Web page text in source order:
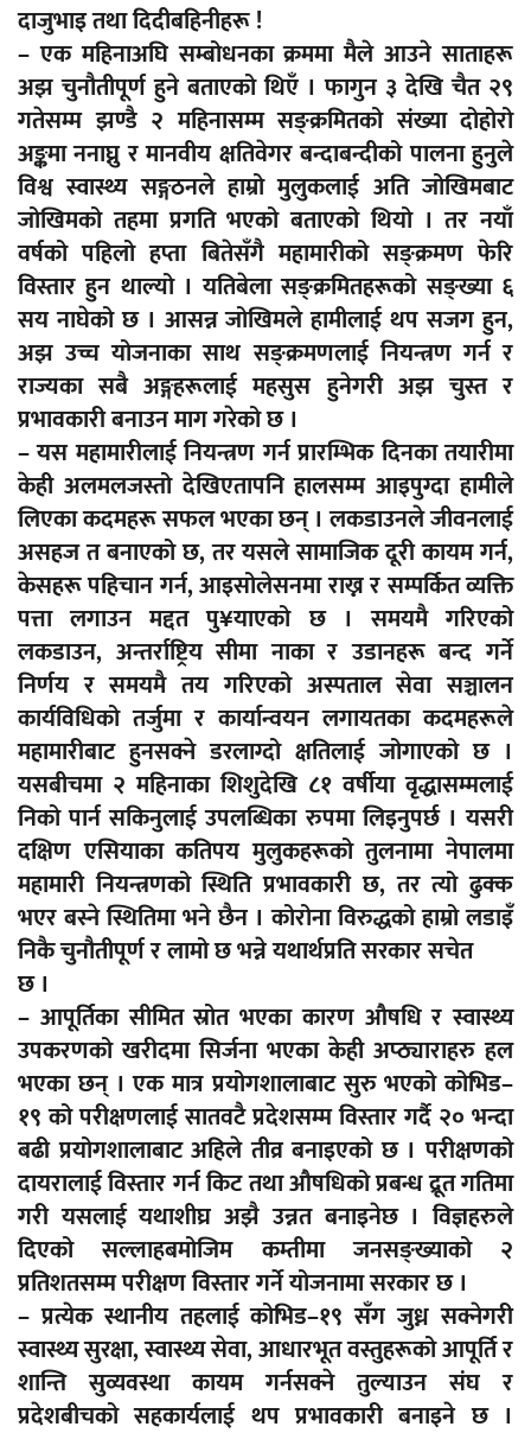
दाजुभाइ तथा दिदीबहिनीहरू !
– एक महिनाअघि सम्बोधनका क्रममा मैले आउने साताहरू
अझ चुनौतीपूर्ण हुने बताएको थिएँ । फागुन ३ देखि चैत २९
गतेसम्म झण्डै २ महिनासम्म सङ्क्रमितको संख्या दोहोरो
अङ्कमा ननाघ्नु र मानवीय क्षतिवेगर बन्दाबन्दीको पालना हुनुले
विश्व स्वास्थ्य सङ्गठनले हाम्रो मुलुकलाई अति जोखिमबाट
जोखिमको तहमा प्रगति भएको बताएको थियो । तर नयाँ
वर्षको पहिलो हप्ता बितेसँगै महामारीको सङ्क्रमण फेरि
विस्तार हुन थाल्यो । यतिबेला सङ्क्रमितहरूको सङ्ख्या ६
सय नाघेको छ । आसन्न जोखिमले हामीलाई थप सजग हुन,
अझ उच्च योजनाका साथ सङ्क्रमणलाई नियन्त्रण गर्न र
राज्यका सबै अङ्गहरूलाई महसुस हुनेगरी अझ चुस्त र
प्रभावकारी बनाउन माग गरेको छ ।
– यस महामारीलाई नियन्त्रण गर्न प्रारम्भिक दिनका तयारीमा
केही अलमलजस्तो देखिएतापनि हालसम्म आइपुग्दा हामीले
लिएका कदमहरू सफल भएका छन् । लकडाउनले जीवनलाई
असहज त बनाएको छ, तर यसले सामाजिक दूरी कायम गर्न,
केसहरू पहिचान गर्न, आइसोलेसनमा राख्न र सम्पर्कित व्यक्ति
पत्ता लगाउन मद्दत पु¥याएको छ । समयमै गरिएको
लकडाउन, अन्तर्राष्ट्रिय सीमा नाका र उडानहरू बन्द गर्ने
निर्णय र समयमै तय गरिएको अस्पताल सेवा सञ्चालन
कार्यविधिको तर्जुमा र कार्यान्वयन लगायतका कदमहरूले
महामारीबाट हुनसक्ने डरलाग्दो क्षतिलाई जोगाएको छ ।
यसबीचमा २ महिनाका शिशुदेखि ८१ वर्षीया वृद्धासम्मलाई
निको पार्न सकिनुलाई उपलब्धिका रुपमा लिइनुपर्छ । यसरी
दक्षिण एसियाका कतिपय मुलुकहरूको तुलनामा नेपालमा
महामारी नियन्त्रणको स्थिति प्रभावकारी छ, तर त्यो ढुक्क
भएर बस्ने स्थितिमा भने छैन । कोरोना विरुद्धको हाम्रो लडाइँ
निकै चुनौतीपूर्ण र लामो छ भन्ने यथार्थप्रति सरकार सचेत
छ ।
– आपूर्तिका सीमित स्रोत भएका कारण औषधि र स्वास्थ्य
उपकरणको खरीदमा सिर्जना भएका केही अप्ठ्याराहरु हल
भएका छन् । एक मात्र प्रयोगशालाबाट सुरु भएको कोभिड–
१९ को परीक्षणलाई सातवटै प्रदेशसम्म विस्तार गर्दै २० भन्दा
बढी प्रयोगशालाबाट अहिले तीव्र बनाइएको छ । परीक्षणको
दायरालाई विस्तार गर्न किट तथा औषधिको प्रबन्ध द्रूत गतिमा
गरी यसलाई यथाशीघ्र अझै उन्नत बनाइनेछ । विज्ञहरुले
दिएको सल्लाहबमोजिम कम्तीमा जनसङ्ख्याको २
प्रतिशतसम्म परीक्षण विस्तार गर्ने योजनामा सरकार छ ।
– प्रत्येक स्थानीय तहलाई कोभिड–१९ सँग जुध्न सक्नेगरी
स्वास्थ्य सुरक्षा, स्वास्थ्य सेवा, आधारभूत वस्तुहरूको आपूर्ति र
शान्ति सुव्यवस्था कायम गर्नसक्ने तुल्याउन संघ र
प्रदेशबीचको सहकार्यलाई थप प्रभावकारी बनाइने छ ।